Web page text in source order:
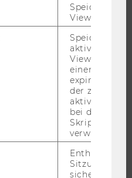
Speichert
Viewport-
Speichert die
aktiven
Viewports.
einen
der zur
aktiver
bei der
verwendet
Enthält die
sicher, dass